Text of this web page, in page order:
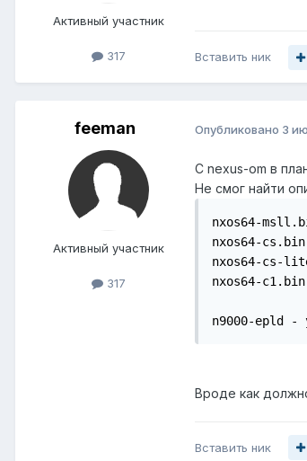
Активный участник
317 Вставить ник
feeman
Активный участник
317
Опубликовано 3
С nexus-om в
Не смог найти
nxos64-
nxos64-cs.bin
nxos64-cs-
nxos64-c1.bin
n9000-epld -
Вроде как
Вставить ник